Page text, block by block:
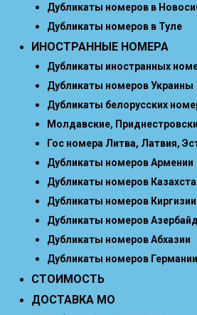
Дубликаты номеров в
Дубликаты номеров в Туле
ИНОСТРАННЫЕ НОМЕРА
Дубликаты иностранных
Дубликаты номеров Украины
Дубликаты белорусских
Молдавские,
Гос номера Литва, Латвия,
Дубликаты номеров Армении
Дубликаты номеров
Дубликаты номеров Киргизии
Дубликаты номеров
Дубликаты номеров Абхазии
Дубликаты номеров Германии
СТОИМОСТЬ
ДОСТАВКА МО